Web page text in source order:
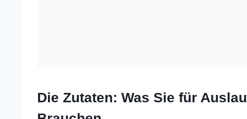
Die Zutaten: Was Sie für